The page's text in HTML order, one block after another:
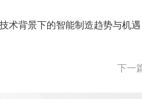
背景下的智能制造趋势与机
下一